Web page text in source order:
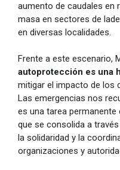
aumento de caudales en
masa en sectores de
en diversas localidades.
Frente a este escenario,
autoprotección es una
mitigar el impacto de los
Las emergencias nos
es una tarea permanente
que se consolida a
la solidaridad y la
organizaciones y